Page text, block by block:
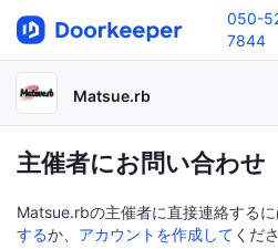
050-
7844
Matsue.rb
主催者にお問い合わせ
Matsue.rbの主催者に直接連絡する
するか、 アカウントを作成して くだ